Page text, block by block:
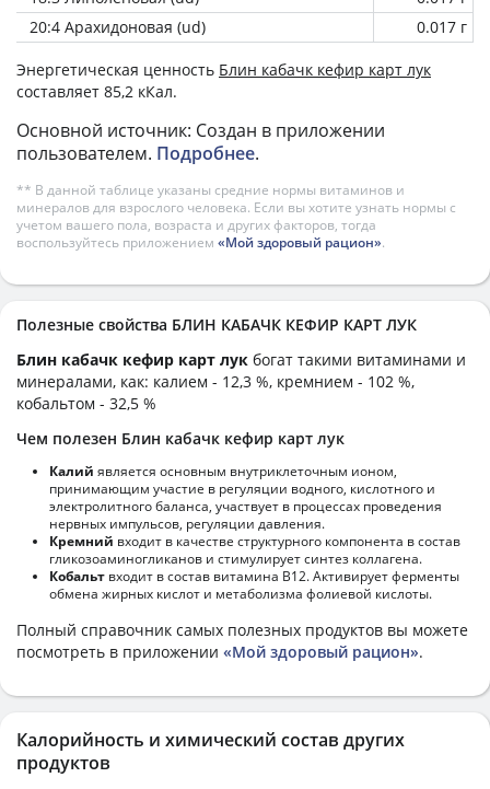
20:4 Арахидоновая (ud)
0.017 г
Энергетическая ценность Блин кабачк кефир карт лук
составляет 85,2 кКал.
Основной источник: Создан в приложении
пользователем. Подробнее.
** В данной таблице указаны средние нормы витаминов и
минералов для взрослого человека. Если вы хотите узнать нормы с
учетом вашего пола, возраста и других факторов, тогда
воспользуйтесь приложением «Мой здоровый рацион».
Полезные свойства БЛИН КАБАЧК КЕФИР КАРТ ЛУК
Блин кабачк кефир карт лук богат такими витаминами и
минералами, как: калием - 12,3 %, кремнием - 102 %,
кобальтом - 32,5 %
Чем полезен Блин кабачк кефир карт лук
Калий является основным внутриклеточным ионом,
принимающим участие в регуляции водного, кислотного и
электролитного баланса, участвует в процессах проведения
нервных импульсов, регуляции давления.
Кремний входит в качестве структурного компонента в состав
гликозоаминогликанов и стимулирует синтез коллагена.
Кобальт входит в состав витамина В12. Активирует ферменты
обмена жирных кислот и метаболизма фолиевой кислоты.
Полный справочник самых полезных продуктов вы можете
посмотреть в приложении «Мой здоровый рацион».
Калорийность и химический состав других
продуктов